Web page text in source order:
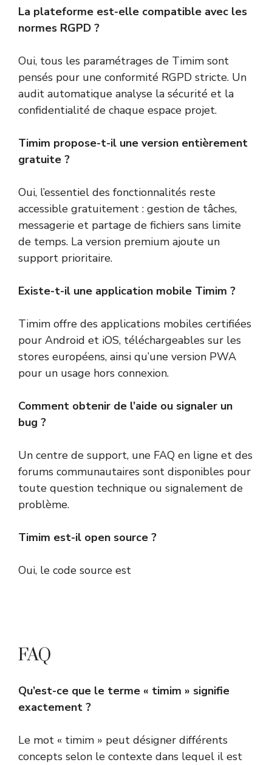
La plateforme est-elle compatible avec les
normes RGPD ?
Oui, tous les paramétrages de Timim sont
pensés pour une conformité RGPD stricte. Un
audit automatique analyse la sécurité et la
confidentialité de chaque espace projet.
Timim propose-t-il une version entièrement
gratuite ?
Oui, l’essentiel des fonctionnalités reste
accessible gratuitement : gestion de tâches,
messagerie et partage de fichiers sans limite
de temps. La version premium ajoute un
support prioritaire.
Existe-t-il une application mobile Timim ?
Timim offre des applications mobiles certifiées
pour Android et iOS, téléchargeables sur les
stores européens, ainsi qu’une version PWA
pour un usage hors connexion.
Comment obtenir de l’aide ou signaler un
bug ?
Un centre de support, une FAQ en ligne et des
forums communautaires sont disponibles pour
toute question technique ou signalement de
problème.
Timim est-il open source ?
Oui, le code source est
FAQ
Qu’est-ce que le terme « timim » signifie
exactement ?
Le mot « timim » peut désigner différents
concepts selon le contexte dans lequel il est